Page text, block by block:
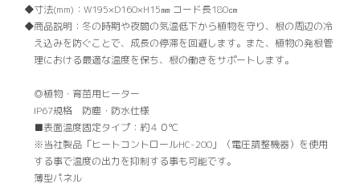
寸法(mm)： W195×D160×H15㎜ コード長180㎝
商品説明： 冬の時期や夜間の気温低下から植物を守り、根の周辺の冷
え込みを防ぐことで、成長の停滞を回避します。また、植物の発根管
理における最適な温度を保ち、根の働きをサポートします。
◎植物・育苗用ヒーター
IP67規格 防塵・防水仕様
■表面温度固定タイプ：約４０℃
※当社製品「ヒートコントロールHC-200」（電圧調整機器）を使用
する事で温度の出力を抑制する事も可能です。
薄型パネル